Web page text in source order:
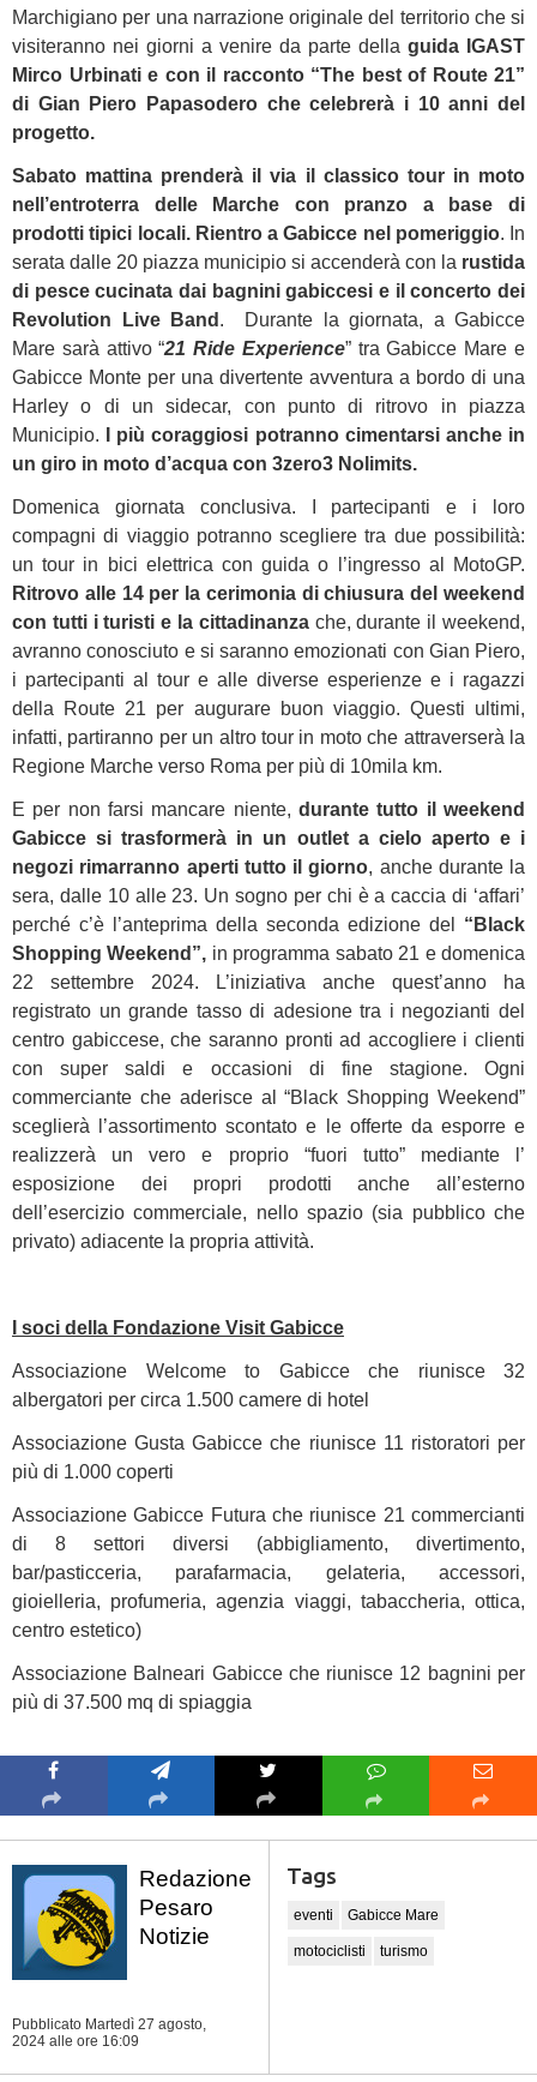
Marchigiano per una narrazione originale del territorio che si
visiteranno nei giorni a venire da parte della guida IGAST
Mirco Urbinati e con il racconto “The best of Route 21”
di Gian Piero Papasodero che celebrerà i 10 anni del
progetto.
Sabato mattina prenderà il via il classico tour in moto
nell’entroterra delle Marche con pranzo a base di
prodotti tipici locali. Rientro a Gabicce nel pomeriggio. In
serata dalle 20 piazza municipio si accenderà con la rustida
di pesce cucinata dai bagnini gabiccesi e il concerto dei
Revolution Live Band . Durante la giornata, a Gabicce
Mare sarà attivo “21 Ride Experience” tra Gabicce Mare e
Gabicce Monte per una divertente avventura a bordo di una
Harley o di un sidecar, con punto di ritrovo in piazza
Municipio.
I più coraggiosi potranno cimentarsi anche in
un giro in moto d’acqua con 3zero3 Nolimits.
Domenica giornata conclusiva. I partecipanti e i loro
compagni di viaggio potranno scegliere tra due possibilità:
un tour in bici elettrica con guida o l’ingresso al MotoGP.
Ritrovo alle 14 per la cerimonia di chiusura del weekend
con tutti i turisti e la cittadinanzache, durante il weekend,
avranno conosciuto e si saranno emozionati con Gian Piero,
i partecipanti al tour e alle diverse esperienze e i ragazzi
della Route 21 per augurare buon viaggio. Questi ultimi,
infatti, partiranno per un altro tour in moto che attraverserà la
Regione Marche verso Roma per più di 10mila km.
E per non farsi mancare niente, durante tutto il weekend
Gabicce si trasformerà in un outlet a cielo aperto e i
negozi rimarranno aperti tutto il giorno, anche durante la
sera, dalle 10 alle 23. Un sogno per chi è a caccia di ‘affari’
perché c’è l’anteprima della seconda edizione del “Black
Shopping Weekend”, in programma sabato 21 e domenica
22 settembre 2024. L’iniziativa anche quest’anno ha
registrato un grande tasso di adesione tra i negozianti del
centro gabiccese, che saranno pronti ad accogliere i clienti
con super saldi e occasioni di fine stagione. Ogni
commerciante che aderisce al “Black Shopping Weekend”
sceglierà l’assortimento scontato e le offerte da esporre e
realizzerà un vero e proprio “fuori tutto” mediante l’
esposizione dei propri prodotti anche all’esterno
dell’esercizio commerciale, nello spazio (sia pubblico che
privato) adiacente la propria attività.
I soci della Fondazione Visit Gabicce
Associazione Welcome to Gabicce che riunisce 32
albergatori per circa 1.500 camere di hotel
Associazione Gusta Gabicce che riunisce 11 ristoratori per
più di 1.000 coperti
Associazione Gabicce Futura che riunisce 21 commercianti
di 8 settori diversi (abbigliamento, divertimento,
bar/pasticceria, parafarmacia, gelateria, accessori,
gioielleria, profumeria, agenzia viaggi, tabaccheria, ottica,
centro estetico)
Associazione Balneari Gabicce che riunisce 12 bagnini per
più di 37.500 mq di spiaggia
Redazione
Pesaro
Notizie
Pubblicato Martedì 27 agosto,
2024 alle ore 16:09
Tags
eventi Gabicce Mare
motociclisti turismo